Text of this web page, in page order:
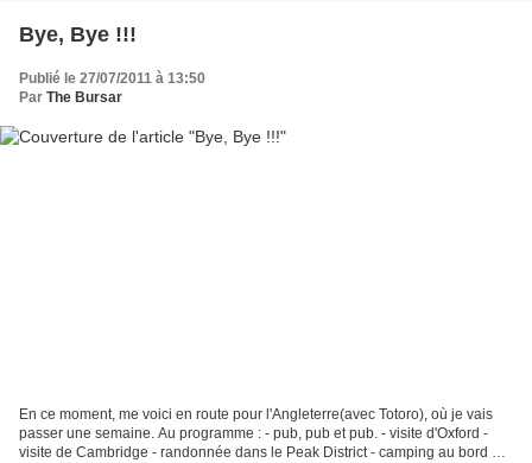
Bye, Bye !!!
Publié le 27/07/2011 à 13:50
Par The Bursar
En ce moment, me voici en route pour l'Angleterre(avec Totoro), où je vais
passer une semaine. Au programme : - pub, pub et pub. - visite d'Oxford -
visite de Cambridge - randonnée dans le Peak District - camping au bord de